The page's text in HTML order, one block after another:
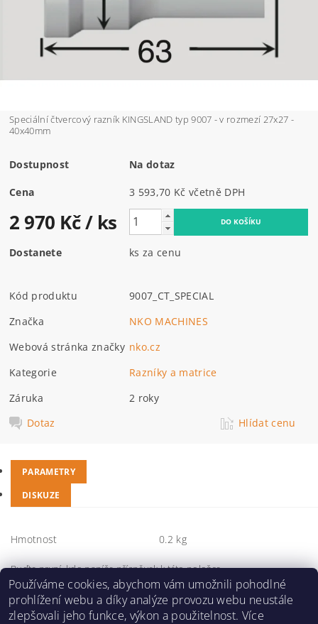
Speciální čtvercový razník KINGSLAND typ 9007 - v rozmezí 27x27 -
40x40mm
Dostupnost Na dotaz
Cena 3 593,70 Kč včetně DPH
2 970 Kč/ ks
Dostanete ks za cenu
Kód produktu
9007_CT_SPECIAL
Značka
NKO MACHINES
Webová stránka značky nko.cz
Kategorie
Razníky a matrice
Záruka
2 roky
Dotaz
Hlídat cenu
PARAMETRY
DISKUZE
Hmotnost 0.2 kg
Buďte první, kdo napíše příspěvek k této položce.
Přidat komentář
Používáme cookies, abychom vám umožnili pohodlné
prohlížení webu a díky analýze provozu webu neustále
zlepšovali jeho funkce, výkon a použitelnost. Více